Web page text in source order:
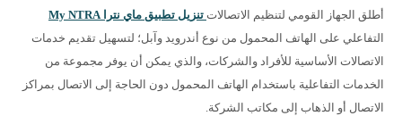
أطلق الجهاز القومي لتنظيم الاتصالات تنزيل تطبيق ماي نترا My NTRA
التفاعلي على الهاتف المحمول من نوع أندرويد وآبل؛ لتسهيل تقديم خدمات
الاتصالات الأساسية للأفراد والشركات، والذي يمكن أن يوفر مجموعة من
الخدمات التفاعلية باستخدام الهاتف المحمول دون الحاجة إلى الاتصال بمراكز
الاتصال أو الذهاب إلى مكاتب الشركة.